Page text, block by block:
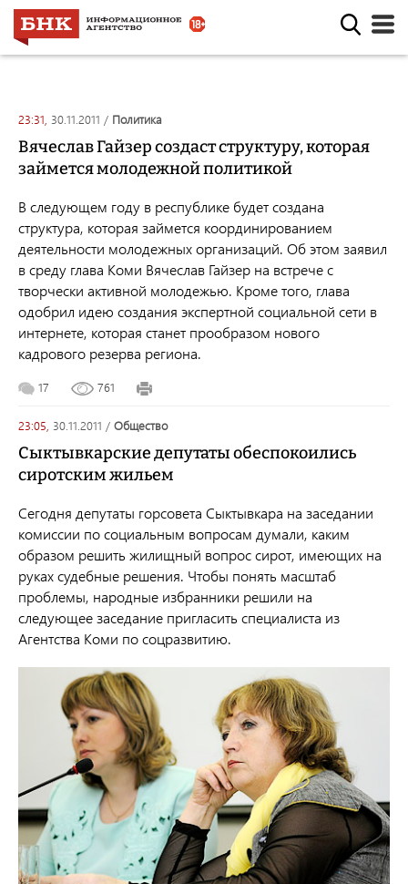
23:31, 30.11.2011 / политика
Вячеслав Гайзер создаcт структуру, которая
займется молодежной политикой
В следующем году в республике будет создана
структура, которая займется координированием
деятельности молодежных организаций. Об этом заявил
в среду глава Коми Вячеслав Гайзер на встрече с
творчески активной молодежью. Кроме того, глава
одобрил идею создания экспертной социальной сети в
интернете, которая станет прообразом нового
кадрового резерва региона.
17 761
23:05, 30.11.2011 / общество
Сыктывкарские депутаты обеспокоились
сиротским жильем
Сегодня депутаты горсовета Сыктывкара на заседании
комиссии по социальным вопросам думали, каким
образом решить жилищный вопрос сирот, имеющих на
руках судебные решения. Чтобы понять масштаб
проблемы, народные избранники решили на
следующее заседание пригласить специалиста из
Агентства Коми по соцразвитию.